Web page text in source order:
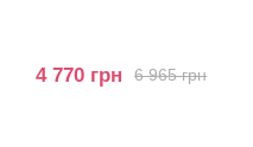
6 965 грн
4 770 грн